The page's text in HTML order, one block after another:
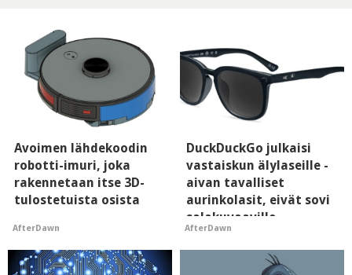
Avoimen lähdekoodin
robotti-imuri, joka
rakennetaan itse 3D-
tulostetuista osista
AfterDawn
DuckDuckGo julkaisi
vastaiskun älylaseille -
aivan tavalliset
aurinkolasit, eivät sovi
salakuvaaville
hyypiöille
AfterDawn